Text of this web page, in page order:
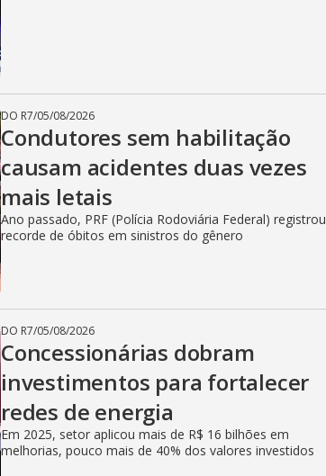
DO R7/05/08/2026
Condutores sem habilitação
causam acidentes duas vezes
mais letais
Ano passado, PRF (Polícia Rodoviária Federal) registrou
recorde de óbitos em sinistros do gênero
DO R7/05/08/2026
Concessionárias dobram
investimentos para fortalecer
redes de energia
Em 2025, setor aplicou mais de R$ 16 bilhões em
melhorias, pouco mais de 40% dos valores investidos